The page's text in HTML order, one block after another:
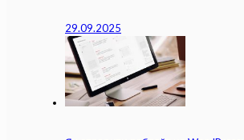
29.09.2025